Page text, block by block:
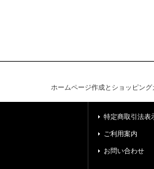
ホームページ作成とショッピン
特定商取引法表
ご利用案内
お問い合わせ